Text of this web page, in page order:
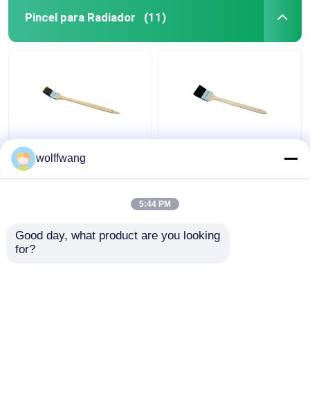
Pincel para Radiador (11)
Pincel de pintura de
radiador angular cabo
wolffwang
5:44 PM
Good day, what product are you looking
for?